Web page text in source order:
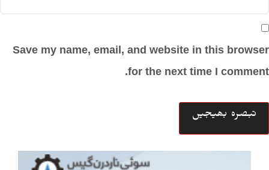
Save my name, email, and website in this browser
for the next time I comment.